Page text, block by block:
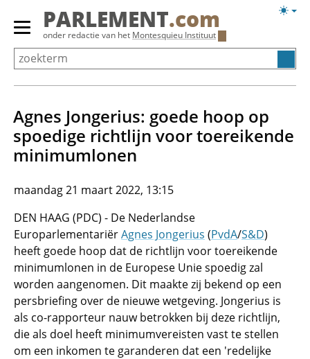
Overslaan
Primair
menu
tonen/verbergen
PARLEMENT.com
onder redactie van het Montesquieu Instituut
Agnes Jongerius: goede hoop op
spoedige richtlijn voor toereikende
minimumlonen
maandag 21 maart 2022, 13:15
DEN HAAG (PDC) - De Nederlandse
EuroparlementariërAgnes Jongerius (PvdA/S&D)
heeft goede hoop dat de richtlijn voor toereikende
minimumlonen in de Europese Unie spoedig zal
worden aangenomen. Dit maakte zij bekend op een
persbriefing over de nieuwe wetgeving. Jongerius is
als co-rapporteur nauw betrokken bij deze richtlijn,
die als doel heeft minimumvereisten vast te stellen
om een ​​inkomen te garanderen dat een 'redelijke